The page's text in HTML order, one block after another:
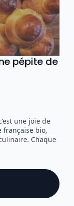
pépite de
une joie de
française bio,
Chaque